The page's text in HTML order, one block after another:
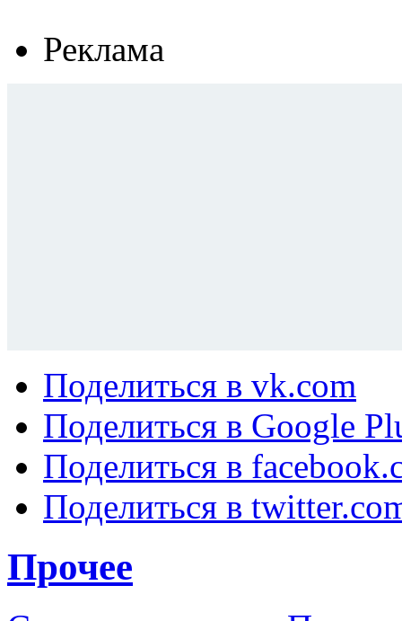
Реклама
Поделиться в vk.com
Поделиться в Google
Поделиться в
Поделиться в
Прочее